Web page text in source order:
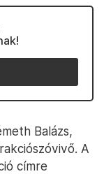
Balázs,
A
címre